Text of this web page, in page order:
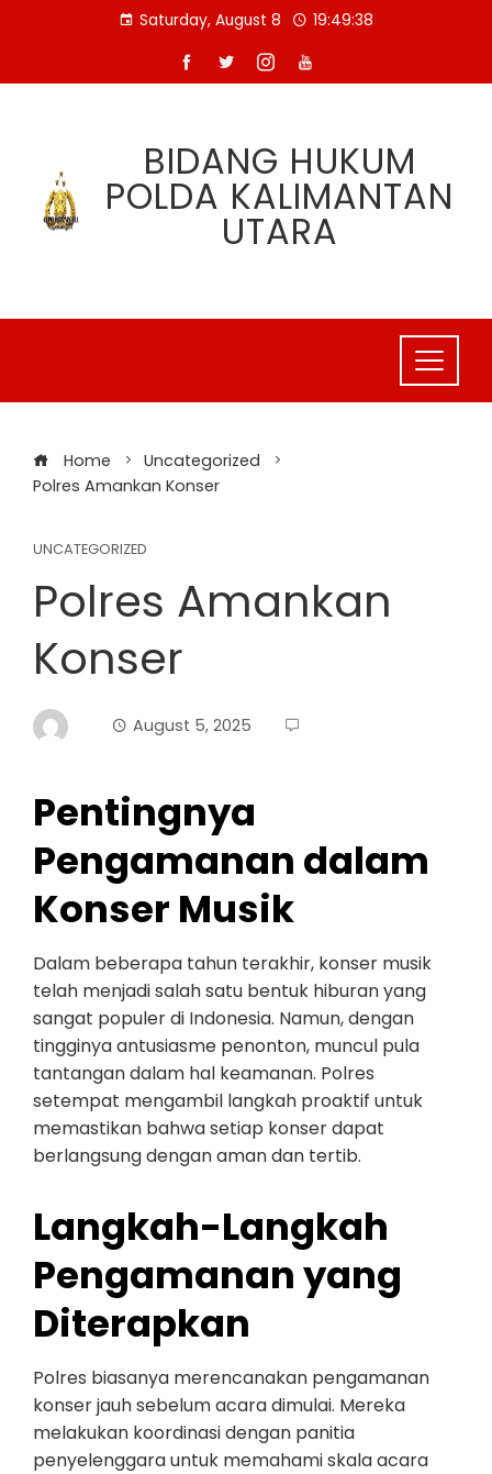
Saturday, August 8 19:49:38
BIDANG HUKUM
POLDA KALIMANTAN
UTARA
Home
Uncategorized
Polres Amankan Konser
UNCATEGORIZED
Polres Amankan
Konser
August 5, 2025
Pentingnya
Pengamanan dalam
Konser Musik
Dalam beberapa tahun terakhir, konser musik
telah menjadi salah satu bentuk hiburan yang
sangat populer di Indonesia. Namun, dengan
tingginya antusiasme penonton, muncul pula
tantangan dalam hal keamanan. Polres
setempat mengambil langkah proaktif untuk
memastikan bahwa setiap konser dapat
berlangsung dengan aman dan tertib.
Langkah-Langkah
Pengamanan yang
Diterapkan
Polres biasanya merencanakan pengamanan
konser jauh sebelum acara dimulai. Mereka
melakukan koordinasi dengan panitia
penyelenggara untuk memahami skala acara